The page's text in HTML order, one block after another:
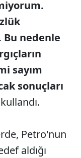
nedenle
sayım
sonuçları
Petro'nun
aldığı